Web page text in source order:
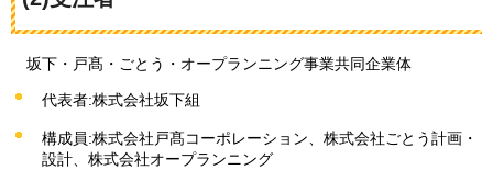
坂下 ・戸髙・ごとう・オープランニング事業共同企業体
代表者:株式会社坂下組
構成員:株式会社戸髙コーポレーション、株式会社ごとう計画・
設計、株式会社オープランニング